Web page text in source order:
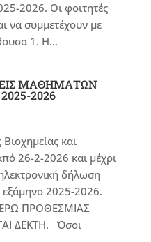
2026. Οι φοιτητές
να συμμετέχουν με
1. Η...
ΜΑΘΗΜΑΤΩΝ
2026
και
26-2-2026 και μέχρι
δήλωση
2025-2026.
ΠΡΟΘΕΣΜΙΑΣ
ΔΕΚΤΗ. Όσοι